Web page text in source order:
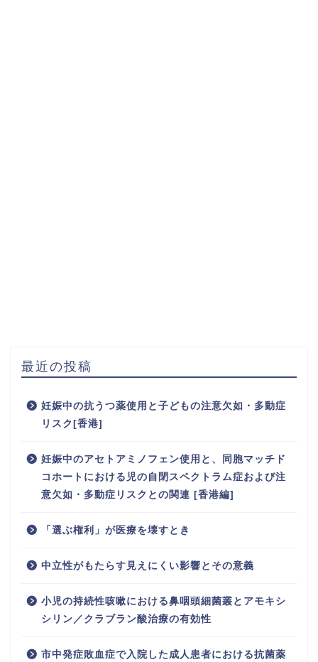
最近の投稿
妊娠中の抗うつ薬使用と子どもの注意欠如・多動症
リスク[香港]
妊娠中のアセトアミノフェン使用と、同胞マッチド
コホートにおける児の自閉スペクトラム症および注
意欠如・多動症リスクとの関連 [香港編]
「選ぶ権利」が医療を壊すとき
中立性がもたらす見えにくい影響とその意義
小児の持続性咳嗽における鼻咽頭細菌叢とアモキシ
シリン／クラブラン酸治療の有効性
市中発症敗血症で入院した成人患者における抗菌薬